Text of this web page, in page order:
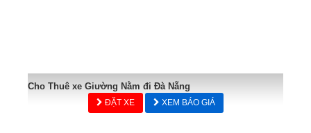
Cho Thuê xe Giường Nằm đi Đà Nẵng
ĐẶT XE XEM BÁO GIÁ